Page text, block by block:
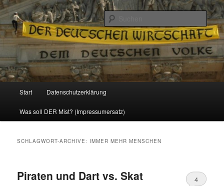
Reizzentrum
Politik, Wirtschaft, Soziales und Gesellschaft
Zum
Inhalt
Zum
sekundären
Start Datenschutzerklärung
Was soll DER Mist? (Impressumersatz)
SCHLAGWORT-ARCHIVE: IMMER MEHR MENSCHEN
Piraten und Dart vs. Skat 4